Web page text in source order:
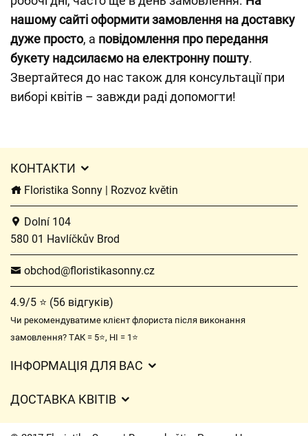
нашому сайті оформити замовлення на доставку
дуже просто, а повідомлення про передання
букету надсилаємо на електронну пошту.
Звертайтеся до нас також для консультації при
виборі квітів – завжди раді допомогти!
КОНТАКТИ
Floristika Sonny | Rozvoz květin
Dolní 104
580 01 Havlíčkův Brod
obchod@floristikasonny.cz
4.9/5 ⭐ (56 відгуків)
Чи рекомендуватиме клієнт флориста після виконання
замовлення? ТАК = 5⭐, НІ = 1⭐
ІНФОРМАЦІЯ ДЛЯ ВАС
Захист персональних даних
Час доставки квітів – огляд можливостей
ДОСТАВКА КВІТІВ
Вартість доставки